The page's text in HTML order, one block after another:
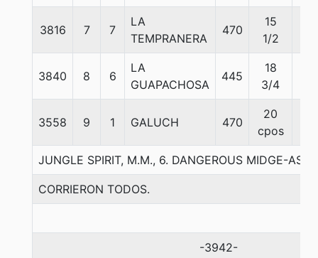
3816 7 7
LA
TEMPRANERA
470
15
1/2
3840 8 6
LA
GUAPACHOSA
445
18
3/4
3558 9 1 GALUCH 470
20
cpos
JUNGLE SPIRIT, M.M., 6. DANGEROUS MIDGE-
CORRIERON TODOS.
-3942-